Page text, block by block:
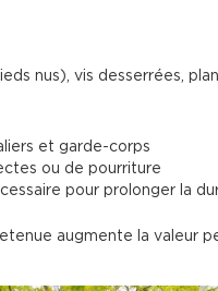
nus), vis desserrées,
et garde-corps
ou de pourriture
pour prolonger la
augmente la valeur